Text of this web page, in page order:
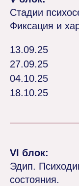
Стадии
Фиксация и
13.09.25
27.09.25
04.10.25
18.10.25
VI блок:
Эдип.
состояния.